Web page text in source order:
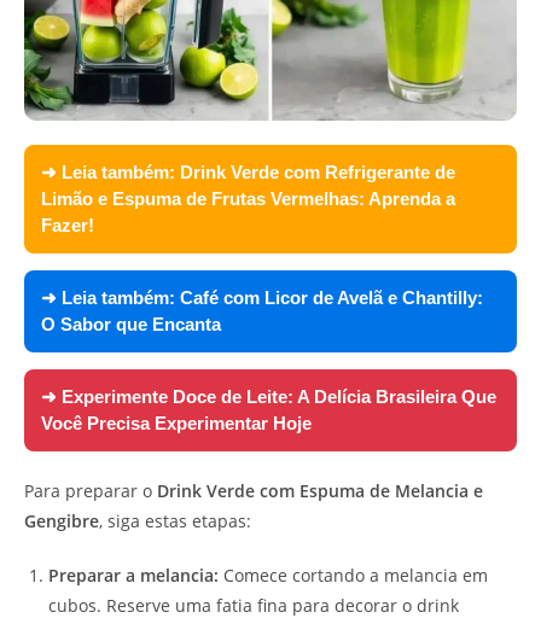
➜ Leia também: Drink Verde com Refrigerante de
Limão e Espuma de Frutas Vermelhas: Aprenda a
Fazer!
➜ Leia também: Café com Licor de Avelã e Chantilly:
O Sabor que Encanta
➜ Experimente Doce de Leite: A Delícia Brasileira Que
Você Precisa Experimentar Hoje
Para preparar o Drink Verde com Espuma de Melancia e
Gengibre, siga estas etapas:
Preparar a melancia: Comece cortando a melancia em
cubos. Reserve uma fatia fina para decorar o drink